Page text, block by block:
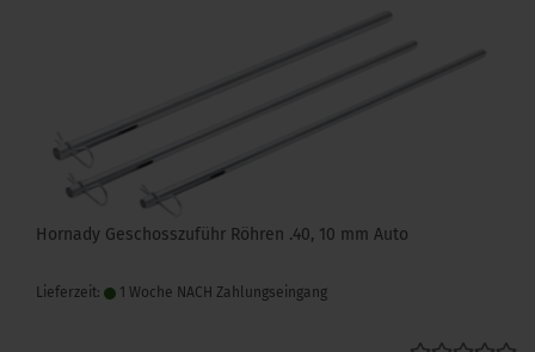
Hornady Geschosszuführ Röhren .40, 10 mm Auto
Lieferzeit: 1 Woche NACH Zahlungseingang